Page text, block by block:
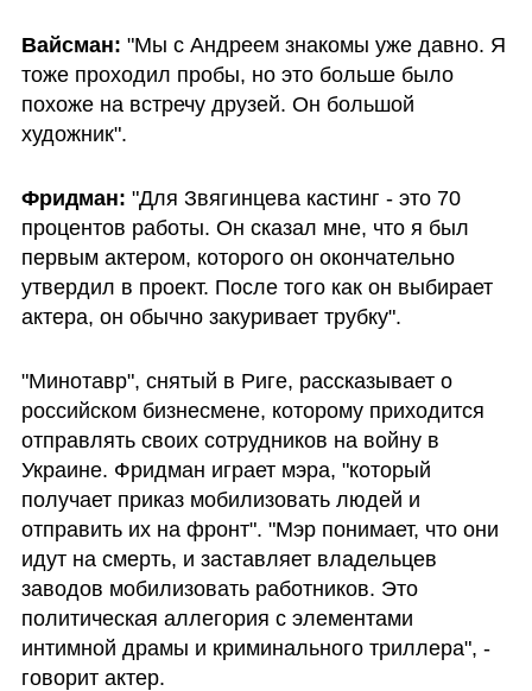
Вайсман: "Мы с Андреем знакомы уже давно. Я
тоже проходил пробы, но это больше было
похоже на встречу друзей. Он большой
художник".
Фридман: "Для Звягинцева кастинг - это 70
процентов работы. Он сказал мне, что я был
первым актером, которого он окончательно
утвердил в проект. После того как он выбирает
актера, он обычно закуривает трубку".
"Минотавр", снятый в Риге, рассказывает о
российском бизнесмене, которому приходится
отправлять своих сотрудников на войну в
Украине. Фридман играет мэра, "который
получает приказ мобилизовать людей и
отправить их на фронт". "Мэр понимает, что они
идут на смерть, и заставляет владельцев
заводов мобилизовать работников. Это
политическая аллегория с элементами
интимной драмы и криминального триллера", -
говорит актер.